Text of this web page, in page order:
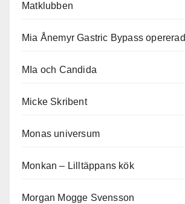
Matklubben
Mia Ånemyr Gastric Bypass opererad
MIa och Candida
Micke Skribent
Monas universum
Monkan – Lilltäppans kök
Morgan Mogge Svensson